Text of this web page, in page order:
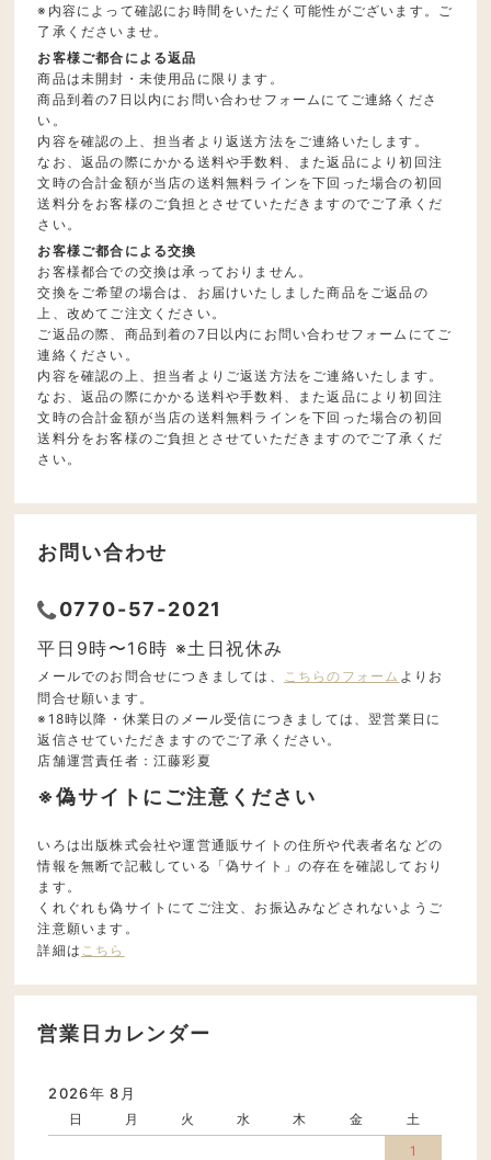
※内容によって確認にお時間をいただく可能性がございます。ご
了承くださいませ。
お客様ご都合による返品
商品は未開封・未使用品に限ります。
商品到着の7日以内にお問い合わせフォームにてご連絡くださ
い。
内容を確認の上、担当者より返送方法をご連絡いたします。
なお、返品の際にかかる送料や手数料、また返品により初回注
文時の合計金額が当店の送料無料ラインを下回った場合の初回
送料分をお客様のご負担とさせていただきますのでご了承くだ
さい。
お客様ご都合による交換
お客様都合での交換は承っておりません。
交換をご希望の場合は、お届けいたしました商品をご返品の
上、改めてご注文ください。
ご返品の際、商品到着の7日以内にお問い合わせフォームにてご
連絡ください。
内容を確認の上、担当者よりご返送方法をご連絡いたします。
なお、返品の際にかかる送料や手数料、また返品により初回注
文時の合計金額が当店の送料無料ラインを下回った場合の初回
送料分をお客様のご負担とさせていただきますのでご了承くだ
さい。
お問い合わせ
0770-57-2021
平日9時〜16時 ※土日祝休み
メールでのお問合せにつきましては、 こちらのフォーム よりお
問合せ願います。
※18時以降・休業日のメール受信につきましては、翌営業日に
返信させていただきますのでご了承ください。
店舗運営責任者：江藤彩夏
※偽サイトにご注意ください
いろは出版株式会社や運営通販サイトの住所や代表者名などの
情報を無断で記載している「偽サイト」の存在を確認しており
ます。
くれぐれも偽サイトにてご注文、お振込みなどされないようご
注意願います。
詳細は こちら
営業日カレンダー
2026年 8月
日 月 火 水 木 金
土
1